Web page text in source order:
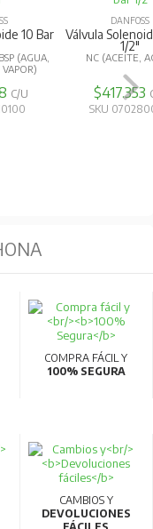
10 Bar
(ACEITE
C/U
DANFOSS
Válvula De
PARA
$18.972
SKU
COMPRA FÁCIL Y
100% SEGURA
CAMBIOS Y
DEVOLUCIONES